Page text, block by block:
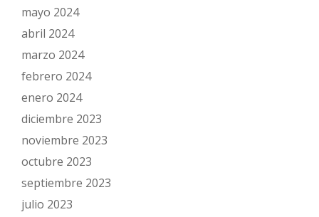
mayo 2024
abril 2024
marzo 2024
febrero 2024
enero 2024
diciembre 2023
noviembre 2023
octubre 2023
septiembre 2023
julio 2023